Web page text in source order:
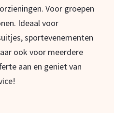
Voor groepen
Ideaal voor
sportevenementen
ook voor meerdere
aan en geniet van